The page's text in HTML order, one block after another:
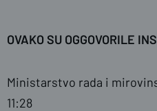
OVAKO SU OGGOVORILE
Ministarstvo rada i
11:28